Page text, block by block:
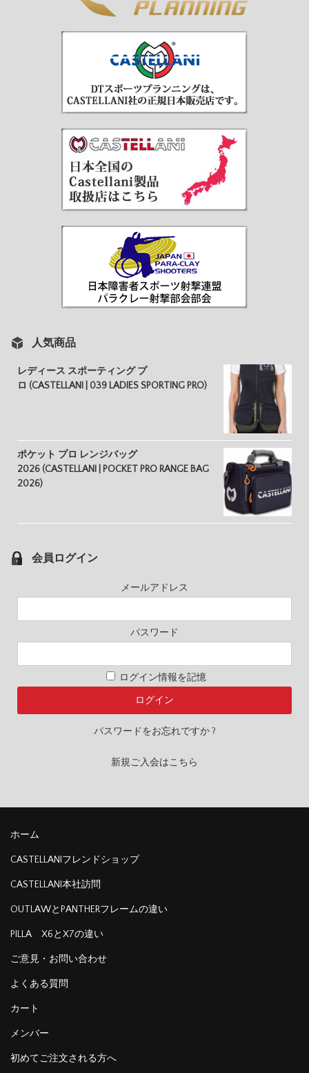
人気商品
レディース スポーティング プ
ロ (CASTELLANI | 039 LADIES SPORTING PRO)
ポケット プロ レンジバッグ
2026 (CASTELLANI | POCKET PRO RANGE BAG
2026)
会員ログイン
メールアドレス
パスワード
ログイン情報を記憶
パスワードをお忘れですか ?
新規ご入会はこちら
ホーム
CASTELLANIフレンドショップ
CASTELLANI本社訪問
OUTLAWとPANTHERフレームの違い
PILLA X6とX7の違い
ご意見・お問い合わせ
よくある質問
カート
メンバー
初めてご注文される方へ